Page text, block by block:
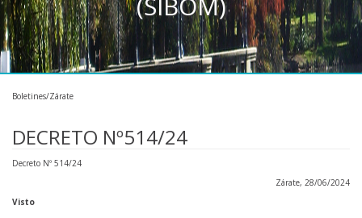
Boletines/Zárate
DECRETO Nº514/24
Decreto Nº 514/24
Zárate, 28/06/2024
Visto